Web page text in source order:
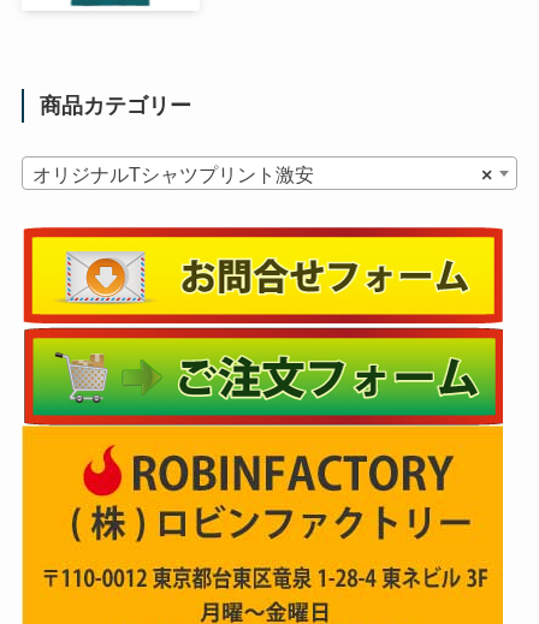
商品カテゴリー
×
オリジナルTシャツプリント激安